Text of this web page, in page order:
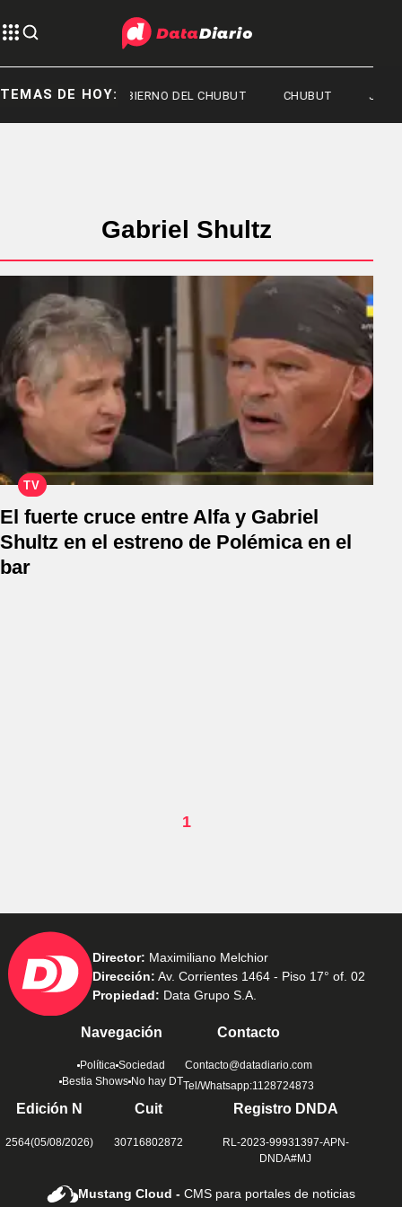
TEMAS DE HOY:GOBIERNO DEL CHUBUT CHUBUT
Gabriel Shultz
TV
El fuerte cruce entre Alfa y Gabriel
Shultz en el estreno de Polémica en el
bar
1
Director: Maximiliano Melchior
Dirección: Av. Corrientes 1464 - Piso 17° of. 02
Propiedad: Data Grupo S.A.
Navegación
Política Sociedad
Bestia Shows No hay DT
Contacto
Contacto@datadiario.com
Tel/Whatsapp:1128724873
Edición N
2564(05/08/2026)
Cuit
30716802872
Registro DNDA
RL-2023-99931397-APN-
DNDA#MJ
Mustang Cloud -CMS para portales de noticias